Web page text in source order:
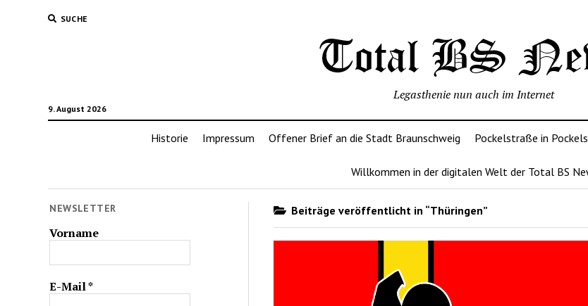
SUCHE
9. August 2026
Legasthenie nun auch im Internet
Historie Impressum Offener Brief an die Stadt Braunschweig Pockelstraße in
Willkommen in der digitalen Welt der Total BS
NEWSLETTER
Vorname
E-Mail*
Beiträge veröffentlicht in “Thüringen”